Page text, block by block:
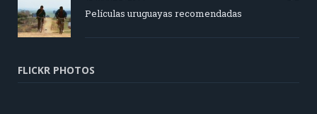
Películas uruguayas recomendadas
FLICKR PHOTOS